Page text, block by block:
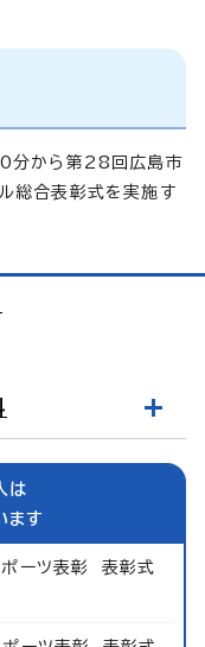
分から第28回広島市
ル総合表彰式を実施す
は
ます
ーツ表彰 表彰式